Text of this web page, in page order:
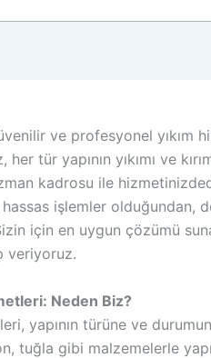
ve profesyonel yıkım
tür yapının yıkımı ve
kadrosu ile
işlemler olduğundan,
için en uygun çözümü
veriyoruz.
Neden Biz?
yapının türüne ve
tuğla gibi malzemelerle